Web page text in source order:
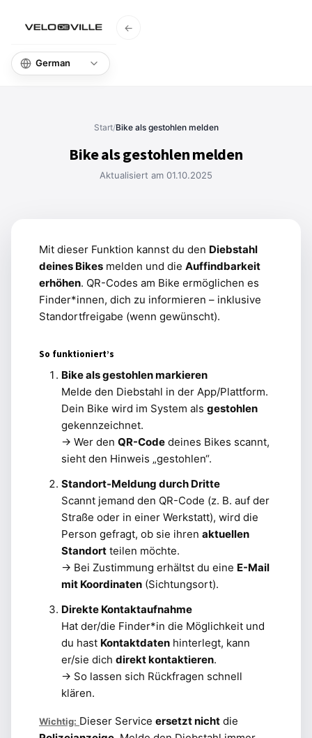
←
Start/Bike als gestohlen melden
Bike als gestohlen melden
Aktualisiert am 01.10.2025
Mit dieser Funktion kannst du den Diebstahl
deines Bikes melden und die Auffindbarkeit
erhöhen. QR-Codes am Bike ermöglichen es
Finder*innen, dich zu informieren – inklusive
Standortfreigabe (wenn gewünscht).
So funktioniert’s
Bike als gestohlen markieren
Melde den Diebstahl in der App/Plattform.
Dein Bike wird im System als gestohlen
gekennzeichnet.
→ Wer den QR-Code deines Bikes scannt,
sieht den Hinweis „gestohlen“.
Standort-Meldung durch Dritte
Scannt jemand den QR-Code (z. B. auf der
Straße oder in einer Werkstatt), wird die
Person gefragt, ob sie ihren aktuellen
Standort teilen möchte.
→ Bei Zustimmung erhältst du eine E-Mail
mit Koordinaten (Sichtungsort).
Direkte Kontaktaufnahme
Hat der/die Finder*in die Möglichkeit und
du hast Kontaktdaten hinterlegt, kann
er/sie dich direkt kontaktieren.
→ So lassen sich Rückfragen schnell
klären.
Wichtig: Dieser Service ersetzt nicht die